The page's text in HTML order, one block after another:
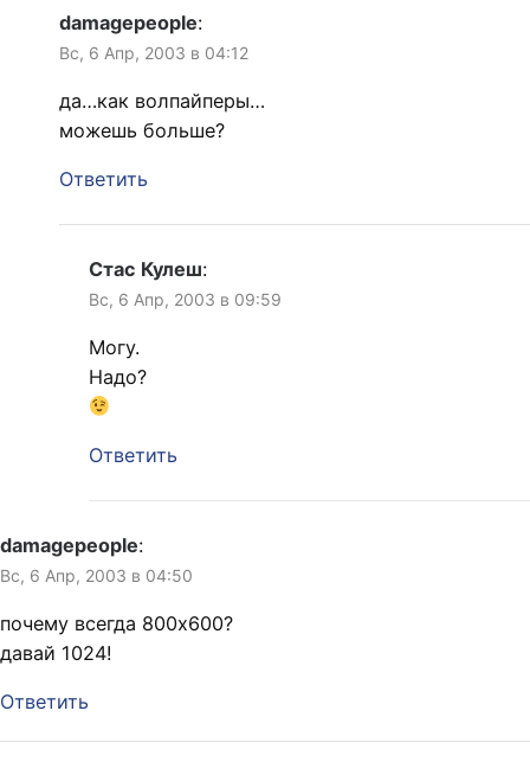
damagepeople:
Вс, 6 Апр, 2003 в 04:12
да…как волпайперы…
можешь больше?
Ответить
Стас Кулеш:
Вс, 6 Апр, 2003 в 09:59
Могу.
Надо?
Ответить
damagepeople:
Вс, 6 Апр, 2003 в 04:50
почему всегда 800х600?
давай 1024!
Ответить